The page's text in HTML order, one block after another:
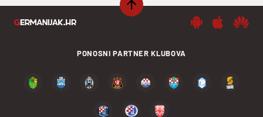
PONOSNI PARTNER KLUBOVA